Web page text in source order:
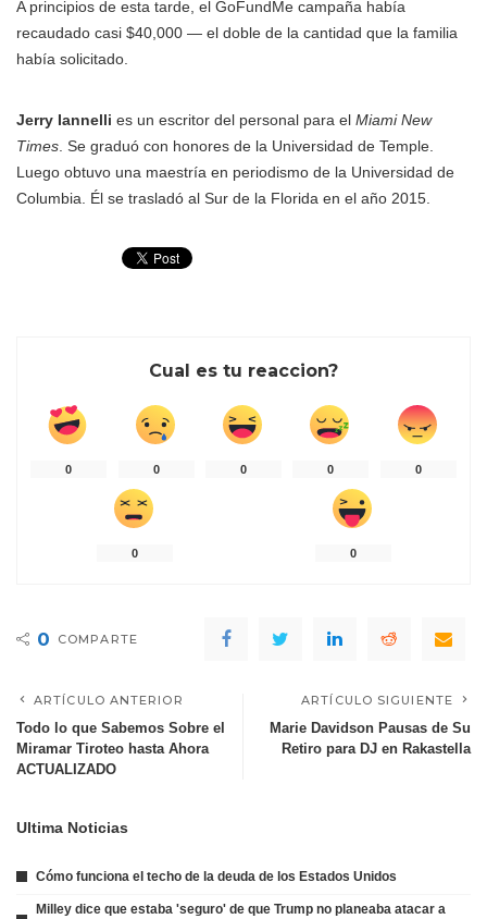
A principios de esta tarde, el GoFundMe campaña había
recaudado casi $40,000 — el doble de la cantidad que la familia
había solicitado.
Jerry Iannelli es un escritor del personal para el Miami New
Times. Se graduó con honores de la Universidad de Temple.
Luego obtuvo una maestría en periodismo de la Universidad de
Columbia. Él se trasladó al Sur de la Florida en el año 2015.
Cual es tu reaccion?
0 0 0 0 0
0 0
0 COMPARTE
ARTÍCULO ANTERIOR
Todo lo que Sabemos Sobre el
Miramar Tiroteo hasta Ahora
ACTUALIZADO
ARTÍCULO SIGUIENTE
Marie Davidson Pausas de Su
Retiro para DJ en Rakastella
Ultima Noticias
Cómo funciona el techo de la deuda de los Estados Unidos
Milley dice que estaba 'seguro' de que Trump no planeaba atacar a